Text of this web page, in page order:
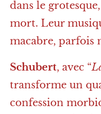
dans le
mort. Leur
macabre, parfois
Schubert, avec “
transforme un
confession